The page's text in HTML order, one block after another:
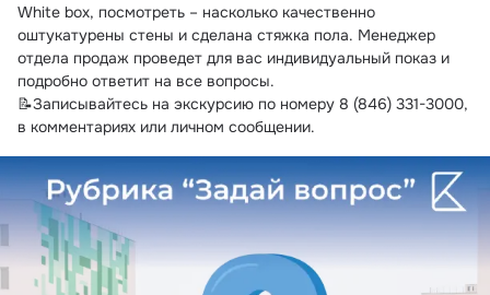
White box, посмотреть – насколько качественно
оштукатурены стены и сделана стяжка пола. Менеджер
отдела продаж проведет для вас индивидуальный показ и
подробно ответит на все вопросы.
📝Записывайтесь на экскурсию по номеру 8 (846) 331-3000,
в комментариях или личном сообщении.